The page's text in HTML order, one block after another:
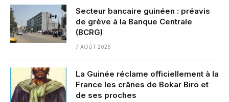
Secteur bancaire guinéen : préavis
de grève à la Banque Centrale
(BCRG)
7 AOÛT 2026
La Guinée réclame officiellement à la
France les crânes de Bokar Biro et
de ses proches